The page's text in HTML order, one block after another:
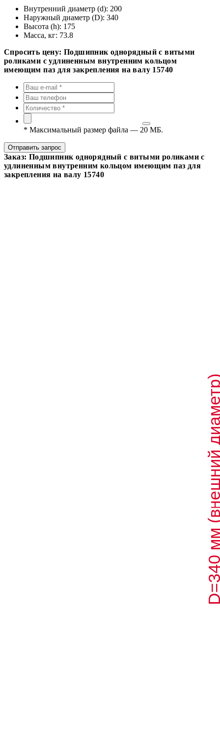
Внутренний диаметр (d): 200
Наружный диаметр (D): 340
Высота (h): 175
Масса, кг: 73.8
Спросить цену: Подшипник однорядный с витыми
роликами с удлиненным внутренним кольцом
имеющим паз для закрепления на валу 15740
* Максимальный размер файла — 20 МБ.
Отправить запрос
Заказ: Подшипник однорядный с витыми роликами с
удлиненным внутренним кольцом имеющим паз для
закрепления на валу 15740